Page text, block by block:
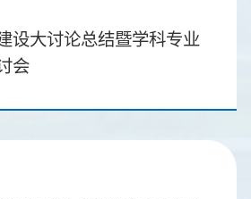
设大讨论总结暨学科专业
会